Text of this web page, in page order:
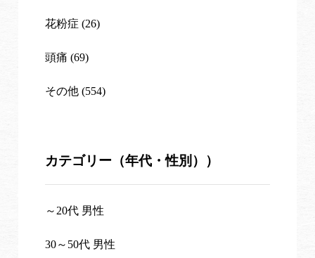
花粉症 (26)
頭痛 (69)
その他 (554)
カテゴリー（年代・性別））
～20代 男性
30～50代 男性